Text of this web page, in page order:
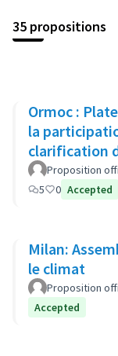
35 propositions
Ormoc :
la
clarification
Proposition
5
0 Accepted
Milan:
le climat
Proposition
Accepted